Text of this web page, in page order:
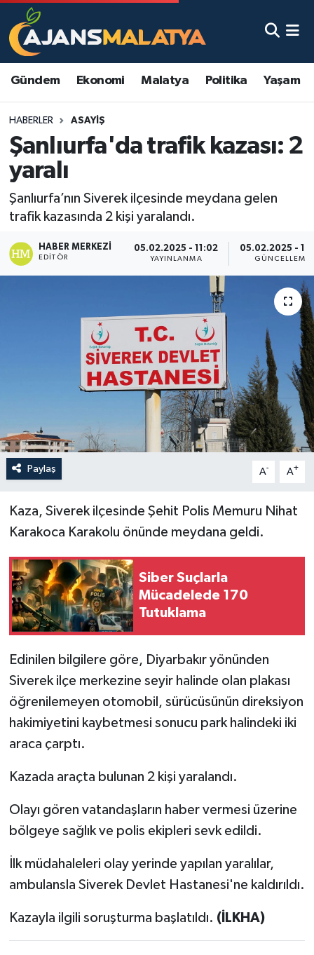
Gündem Ekonomi Malatya Politika Yaşam
HABERLER ASAYIŞ
Şanlıurfa'da trafik kazası: 2
yaralı
Şanlıurfa’nın Siverek ilçesinde meydana gelen
trafik kazasında 2 kişi yaralandı.
HABER MERKEZI
EDITÖR
05.02.2025 - 11:02
YAYINLANMA
05.02.2025 -
GÜNCELLEME
Paylaş A- A+
Kaza, Siverek ilçesinde Şehit Polis Memuru Nihat
Karakoca Karakolu önünde meydana geldi.
Siber Suçlarla
Mücadelede 170
Tutuklama
Edinilen bilgilere göre, Diyarbakır yönünden
Siverek ilçe merkezine seyir halinde olan plakası
öğrenilemeyen otomobil, sürücüsünün direksiyon
hakimiyetini kaybetmesi sonucu park halindeki iki
araca çarptı.
Kazada araçta bulunan 2 kişi yaralandı.
Olayı gören vatandaşların haber vermesi üzerine
bölgeye sağlık ve polis ekipleri sevk edildi.
İlk müdahaleleri olay yerinde yapılan yaralılar,
ambulansla Siverek Devlet Hastanesi'ne kaldırıldı.
Kazayla ilgili soruşturma başlatıldı. (İLKHA)
Asayiş
Eğitim
Ekonomi
Gündem
Teknoloji
Yaşam
Malatya Nöbetçi Eczaneler
Malatya Namaz Vakitleri
Malatya Trafik Yoğunluk Haritası
TFF 3.Lig 2.Grup Puan Durumu ve Fikstür